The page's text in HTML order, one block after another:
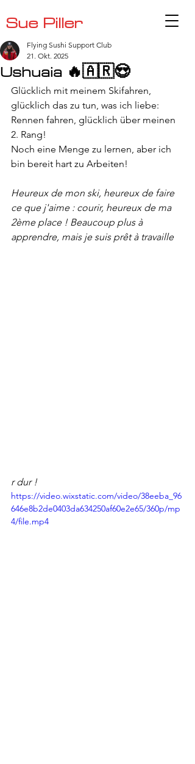
Sue Piller
Ushuaia 🔥🇦🇷😍
Flying Sushi Support Club
21. Okt. 2025
Glücklich mit meinem Skifahren,
glücklich das zu tun, was ich liebe:
Rennen fahren, glücklich über meinen
2. Rang!
Noch eine Menge zu lernen, aber ich
bin bereit hart zu Arbeiten!
Heureux de mon ski, heureux de faire
ce que j'aime : courir, heureux de ma
2ème place ! Beaucoup plus à
apprendre, mais je suis prêt à travaille
r dur !
https://video.wixstatic.com/video/38eeba_96
646e8b2de0403da634250af60e2e65/360p/mp
4/file.mp4